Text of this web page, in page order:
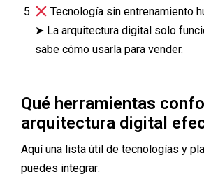
Tecnología sin entrenamiento
➤ La arquitectura digital solo
sabe cómo usarla para vender.
Qué herramientas
arquitectura digital
Aquí una lista útil de tecnologías y
puedes integrar: